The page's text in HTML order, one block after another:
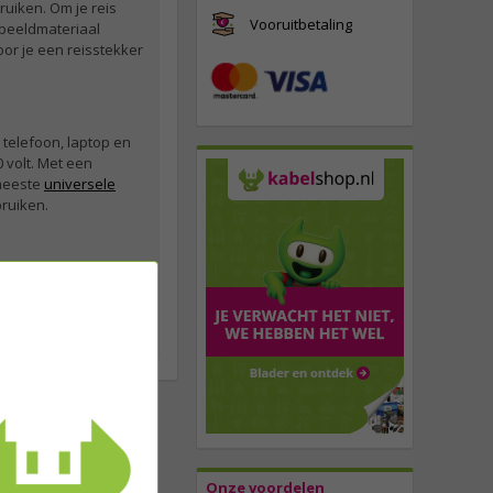
Vooruitbetaling
Onze voordelen
Om je reis
je een reisstekker
telefoon, laptop en
volt. Met een
universele
jouw product bij
de juiste keuze:
voor je klaar via